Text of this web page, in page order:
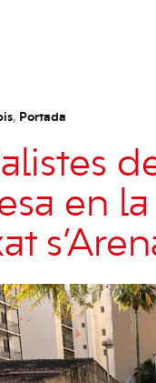
, Portada
en